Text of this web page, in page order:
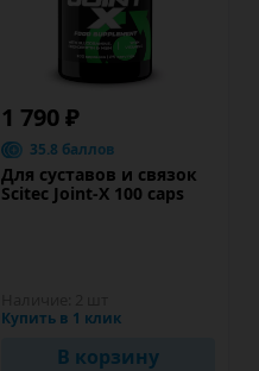
1 790 ₽
35.8 баллов
Для суставов и связок
Scitec Joint-X 100 caps
Купить в 1 клик
В корзину